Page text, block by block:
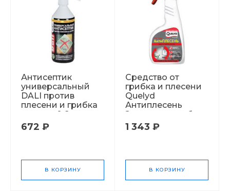
Антисептик
универсальный
DALI против
плесени и грибка
триггер 0,6л
Х18884
672 ₽
В КОРЗИНУ
Средство от
грибка и плесени
Quelyd
Антиплесень
Защита от грибка
и плесени 0.5л
9676994
1 343 ₽
В КОРЗИНУ